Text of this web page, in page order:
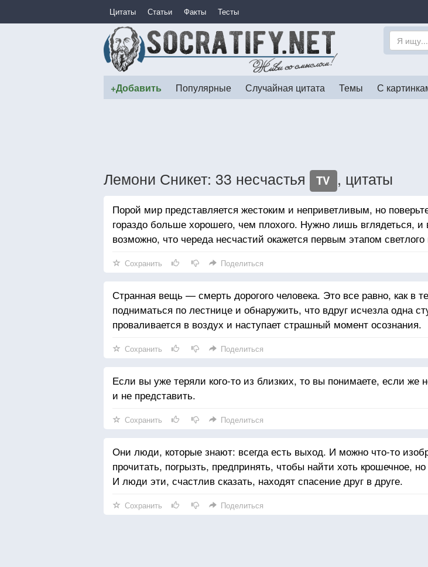
Цитаты Статьи Факты Тесты
+Добавить Популярные Случайная цитата Темы С
Лемони Сникет: 33 несчастья TV , цитаты
Порой мир представляется жестоким и неприветливым, но
гораздо больше хорошего, чем плохого. Нужно лишь вглядеться, и
возможно, что череда несчастий окажется первым этапом светлого
Сохранить Поделиться
Странная вещь — смерть дорогого человека. Это все равно, как в
подниматься по лестнице и обнаружить, что вдруг исчезла одна
проваливается в воздух и наступает страшный момент осознания.
Сохранить Поделиться
Если вы уже теряли кого-то из близких, то вы понимаете, если же
и не представить.
Сохранить Поделиться
Они люди, которые знают: всегда есть выход. И можно что-то
прочитать, погрызть, предпринять, чтобы найти хоть крошечное,
И люди эти, счастлив сказать, находят спасение друг в друге.
Сохранить Поделиться